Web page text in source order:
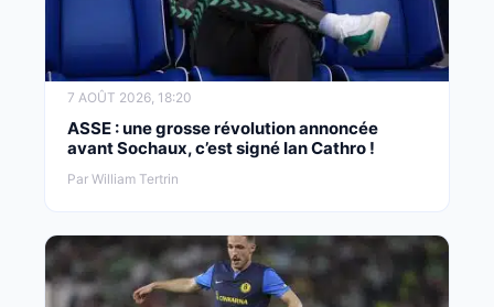
7 AOÛT 2026, 18:20
ASSE : une grosse révolution annoncée
avant Sochaux, c’est signé Ian Cathro !
Par William Tertrin